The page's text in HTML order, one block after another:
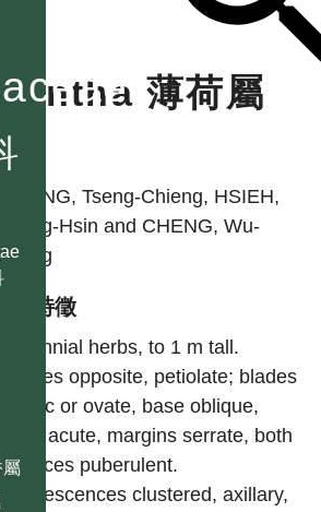
屬
薄荷屬
者
HUANG, Tseng-Chieng, HSIEH,
Tsung-Hsin and CHENG, Wu-
Tsang
型態特徵
Perennial herbs, to 1 m tall.
Leaves opposite, petiolate; blades
elliptic or ovate, base oblique,
apex acute, margins serrate, both
surfaces puberulent.
Inflorescences clustered, axillary,